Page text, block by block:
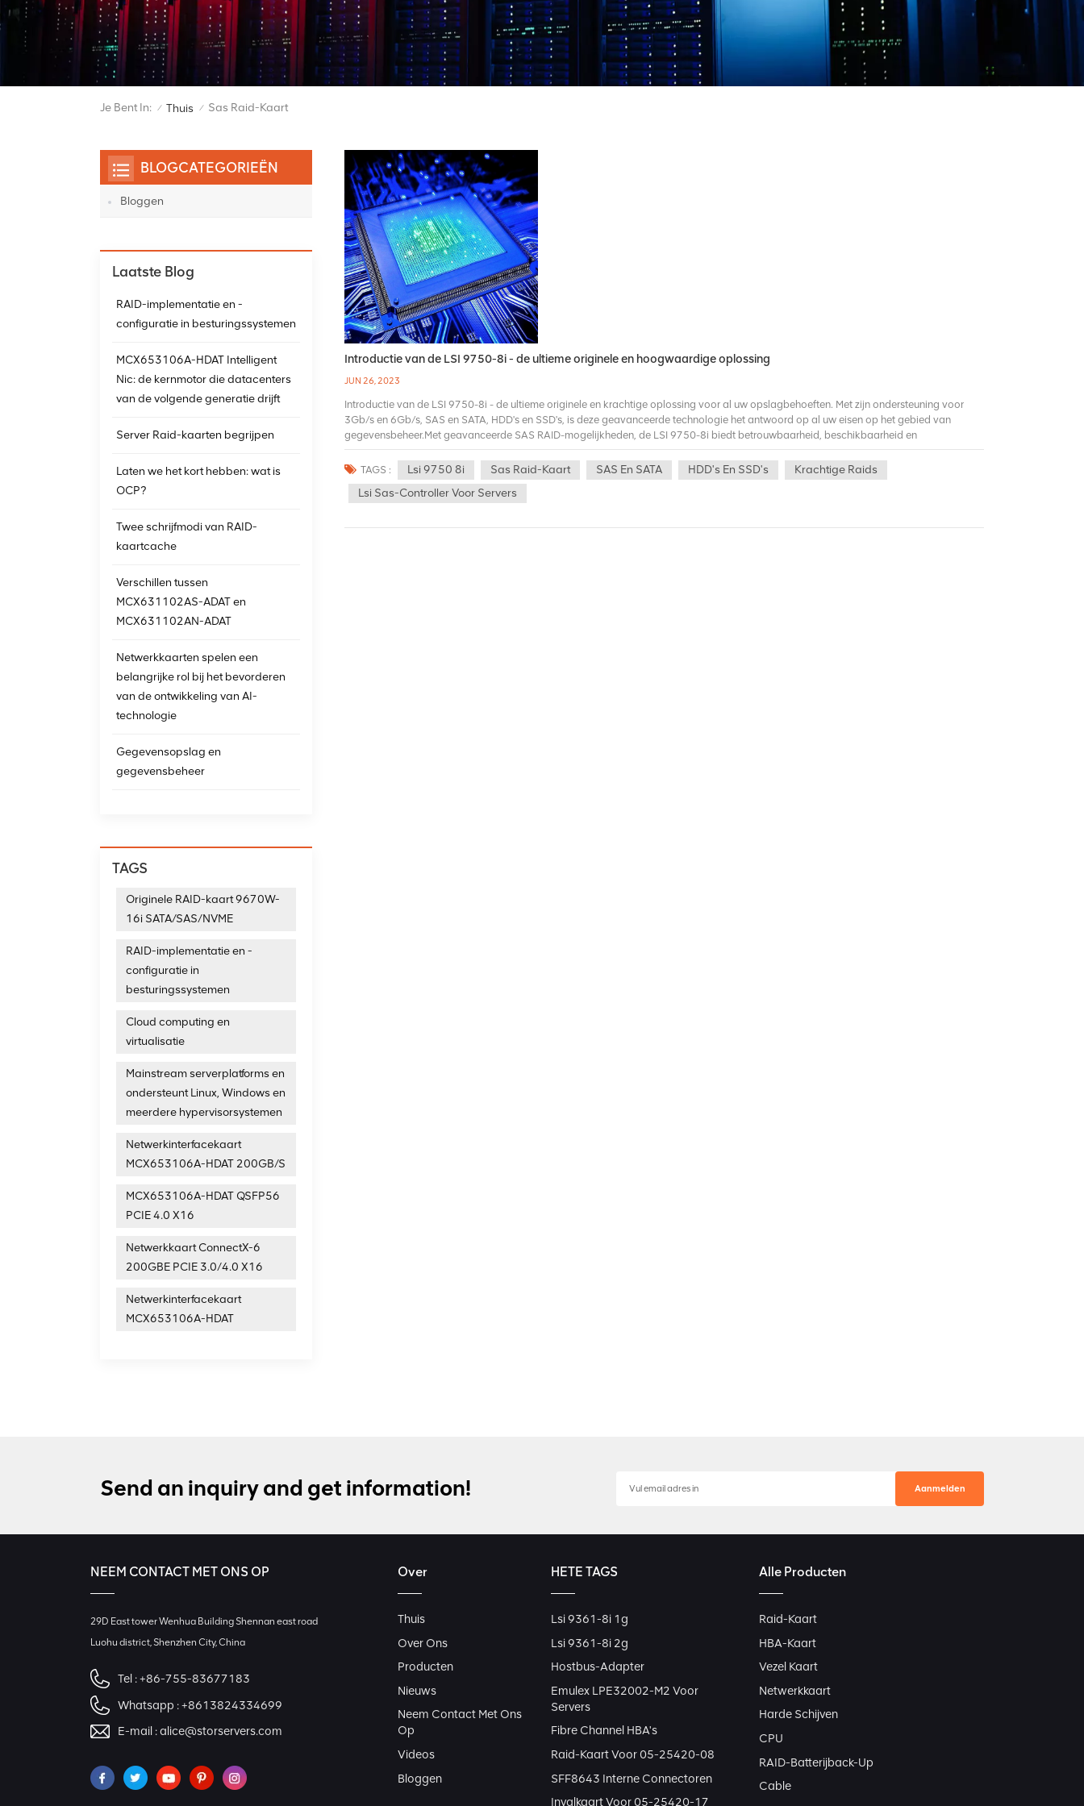
Je Bent In: / Thuis / Sas Raid-Kaart
Introductie van de LSI 9750-8i - de ultieme originele en hoogwaardige oplossing
JUN 26, 2023
Introductie van de LSI 9750-8i - de ultieme originele en krachtige oplossing voor al uw opslagbehoeften. Met zijn ondersteuning voor
3Gb/s en 6Gb/s, SAS en SATA, HDD's en SSD's, is deze geavanceerde technologie het antwoord op al uw eisen op het gebied van
gegevensbeheer.Met geavanceerde SAS RAID-mogelijkheden, de LSI 9750-8i biedt betrouwbaarheid, beschikbaarheid en
schaalbaarheid van ondernemingsklasse voor uw meest veeleisende applicaties. De intelligente caching-technologie zorgt voor
razendsnelle prestaties, terwijl de innovatieve DataBolt-technologie helpt de algehele opslagefficiëntie te verbeteren en de kosten te
verlagen.De LSI 9750-8i is de perfecte oplossing voor bedrijven van elke omvang, waardoor ze hun kritieke gegevens gemakkelijk en
met vertrouwen kunnen opslaan, beschermen en openen. Of u nu een klein bedrijf of een grote onderneming beheert, deze krachtige
9750-8i en til uw opslagmogelijkheden naar een hoger niveau. Bereid u voor op ongeëvenaarde prestaties, betrouwbaarheid en
TAGS : Lsi 9750 8i Sas Raid-Kaart SAS En SATA HDD's En SSD's
Krachtige Raids
Lsi Sas-Controller Voor Servers
BLOGCATEGORIEËN
Bloggen
Laatste Blog
RAID-implementatie en -
configuratie in besturingssystemen
MCX653106A-HDAT Intelligent
Nic: de kernmotor die datacenters
van de volgende generatie drijft
Server Raid-kaarten begrijpen
Laten we het kort hebben: wat is
OCP?
Twee schrijfmodi van RAID-
kaartcache
Verschillen tussen
MCX631102AS-ADAT en
MCX631102AN-ADAT
Netwerkkaarten spelen een
belangrijke rol bij het bevorderen
van de ontwikkeling van AI-
technologie
Gegevensopslag en
gegevensbeheer
TAGS
Originele RAID-kaart 9670W-
16i SATA/SAS/NVME
RAID-implementatie en -
configuratie in
besturingssystemen
Cloud computing en
virtualisatie
Mainstream serverplatforms en
ondersteunt Linux, Windows en
meerdere hypervisorsystemen
Netwerkinterfacekaart
MCX653106A-HDAT 200GB/S
MCX653106A-HDAT QSFP56
PCIE 4.0 X16
Netwerkkaart ConnectX-6
200GBE PCIE 3.0/4.0 X16
Netwerkinterfacekaart
MCX653106A-HDAT
Send an inquiry and get information!
NEEM CONTACT MET ONS OP
29D East tower Wenhua Building Shennan east road
Luohu district, Shenzhen City, China
Tel :+86-755-83677183
Whatsapp :+8613824334699
E-mail :alice@storservers.com
Over
Thuis
Over Ons
Producten
Nieuws
Neem Contact Met Ons
Op
Videos
Bloggen
HETE TAGS
Lsi 9361-8i 1g
Lsi 9361-8i 2g
Hostbus-Adapter
Emulex LPE32002-M2 Voor
Servers
Fibre Channel HBA's
Raid-Kaart Voor 05-25420-08
SFF8643 Interne Connectoren
Invalkaart Voor 05-25420-17
Alle Producten
Raid-Kaart
HBA-Kaart
Vezel Kaart
Netwerkkaart
Harde Schijven
CPU
RAID-Batterijback-Up
Cable